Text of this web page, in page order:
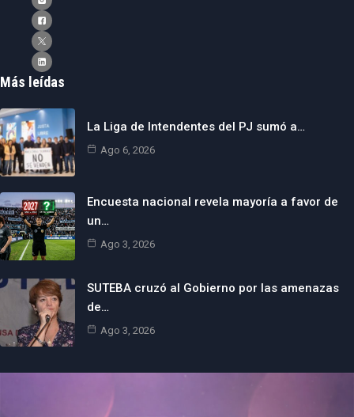
Más leídas
La Liga de Intendentes del PJ sumó a…
Ago 6, 2026
Encuesta nacional revela mayoría a favor de
un…
Ago 3, 2026
SUTEBA cruzó al Gobierno por las amenazas
de…
Ago 3, 2026